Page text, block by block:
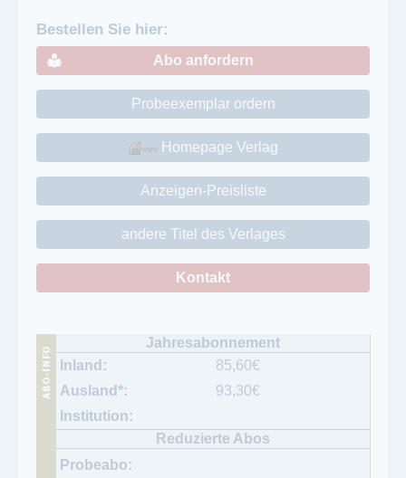
Bestellen Sie hier:
Abo anfordern
Probeexemplar ordern
Homepage Verlag
Anzeigen-Preisliste
andere Titel des Verlages
Kontakt
85,60€
93,30€